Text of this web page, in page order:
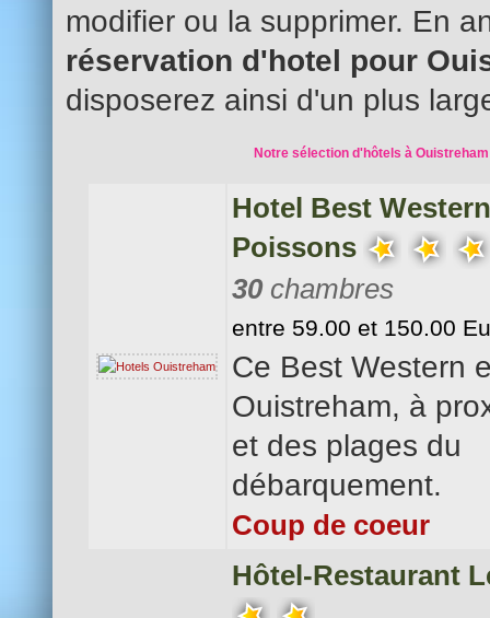
modifier ou la supprimer. En
réservation d'hotel pour
disposerez ainsi d'un plus
Notre sélection d'hôtels à
Hotel Best
Poissons
30chambres
entre 59.00 et 150.00
Ce Best Western
Ouistreham, à
et des plages du
débarquement.
Coup de coeur
Hôtel-Restaurant